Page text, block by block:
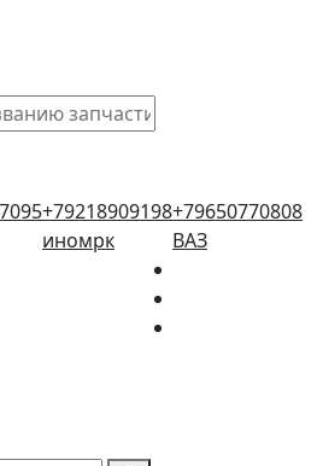
+79218909198
иномрк
+79650770808
ВАЗ